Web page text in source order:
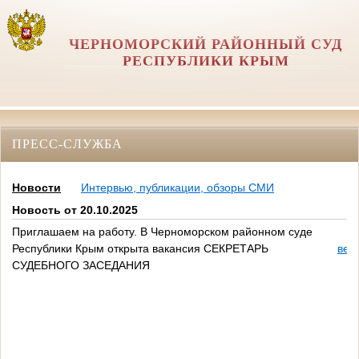
ЧЕРНОМОРСКИЙ РАЙОННЫЙ СУД
РЕСПУБЛИКИ КРЫМ
ПРЕСС-СЛУЖБА
Новости
Интервью, публикации, обзоры СМИ
Новость от 20.10.2025
Приглашаем на работу. В Черноморском районном суде
Республики Крым открыта вакансия СЕКРЕТАРЬ
СУДЕБНОГО ЗАСЕДАНИЯ